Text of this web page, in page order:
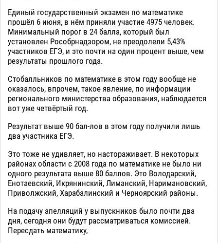
Единый государственный экзамен по математике
прошёл 6 июня, в нём приняли участие 4975 человек.
Минимальный порог в 24 балла, который был
установлен Рособрнадзором, не преодолели 5,43%
участников ЕГЭ, и это почти на один процент выше, чем
результаты прошлого года.
Стобалльников по математике в этом году вообще не
оказалось, впрочем, такое явление, по информации
регионального министерства образования, наблюдается
вот уже четвёртый год.
Результат выше 90 бал-лов в этом году получили лишь
два участника ЕГЭ.
Это тоже не удивляет, но настораживает. В некоторых
районах области с 2008 года по математике не было ни
одного результата выше 80 баллов. Это Володарский,
Енотаевский, Икрянинский, Лиманский, Наримановский,
Приволжский, Харабалинский и Черноярский районы.
На подачу апелляций у выпускников было почти два
дня, сегодня они будут рассматриваться комиссией.
Пересдать математику,